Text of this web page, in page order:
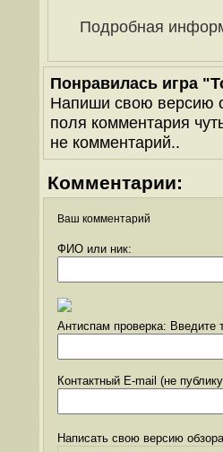
Подробная
Понравилась игра
Напиши свою версию
поля комментария
не комментарий..
Комментарии:
Ваш комментарий
ФИО или ник:
Антиспам проверка: Введите
Контактный E-mail (не
Написать свою версию